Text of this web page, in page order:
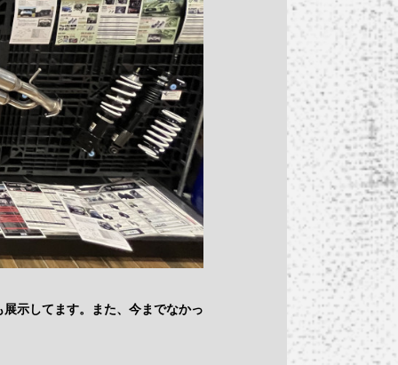
示してます。また、今までなかっ